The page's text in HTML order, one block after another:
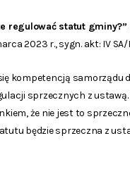
regulować statut gminy?”
2023 r., sygn. akt: IV SA/
kompetencją samorządu
sprzecznych z
że nie jest to
będzie sprzeczna z